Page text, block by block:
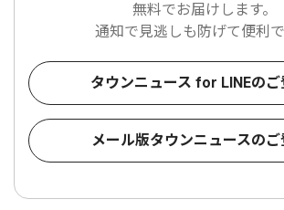
無料でお届けします。
通知で見逃しも防げて便利で
タウンニュース for LINEのご
メール版タウンニュースのご